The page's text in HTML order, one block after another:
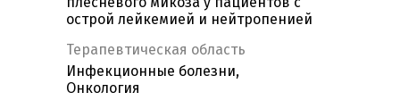
острой лейкемией и нейтропенией
Терапевтическая область
Инфекционные болезни,
Онкология